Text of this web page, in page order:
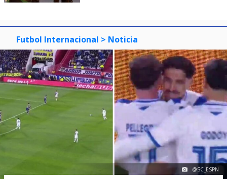
Futbol Internacional > Noticia
@SC_ESPN